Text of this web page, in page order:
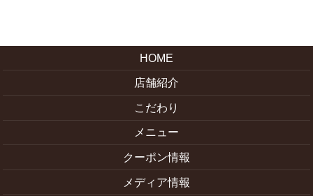
HOME
店舗紹介
こだわり
メニュー
クーポン情報
メディア情報